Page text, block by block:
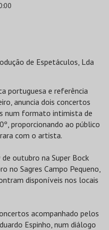
de Espetáculos, Lda
portuguesa e referência
anuncia dois concertos
num formato intimista de
proporcionando ao público
com o artista.
outubro na Super Bock
no Sagres Campo Pequeno,
disponíveis nos locais
acompanhado pelos
Espinho, num diálogo